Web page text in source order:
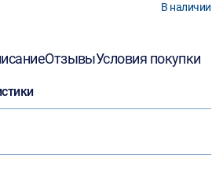
В наличии
ОтзывыУсловия покупки